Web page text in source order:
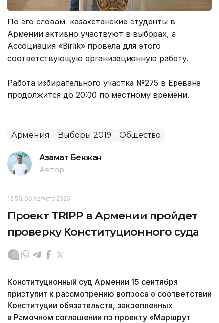
По его словам, казахстанские студенты в
Армении активно участвуют в выборах, а
Ассоциация «Birlik» провела для этого
соответствующую организационную работу.
Работа избирательного участка №275 в Ереване
продолжится до 20:00 по местному времени.
Армения Выборы 2019 Общество
Азамат Бекжан
Автор
13:50, 06 Августа 2026
Проект TRIPP в Армении пройдет
проверку Конституционного суда
Конституционный суд Армении 15 сентября
приступит к рассмотрению вопроса о соответствии
Конституции обязательств, закрепленных
в Рамочном соглашении по проекту «Маршрут